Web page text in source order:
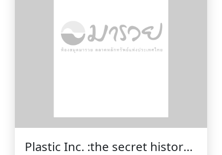
Plastic Inc. :the secret history